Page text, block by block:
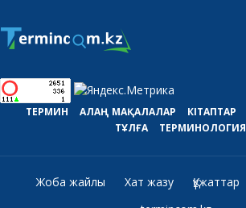
ТЕРМИН АЛАҢ МАҚАЛАЛАР КІТАПТАР
ТҰЛҒА
ТЕРМИНОЛОГИЯ
Жоба жайлы Хат жазу Құжаттар